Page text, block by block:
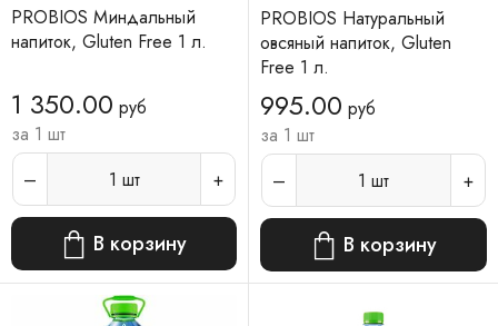
PROBIOS Миндальный
напиток, Gluten Free 1 л.
1 350.00 руб
за 1 шт
1 шт
В корзину
PROBIOS Натуральный
овсяный напиток, Gluten
Free 1 л.
995.00 руб
за 1 шт
1 шт
В корзину